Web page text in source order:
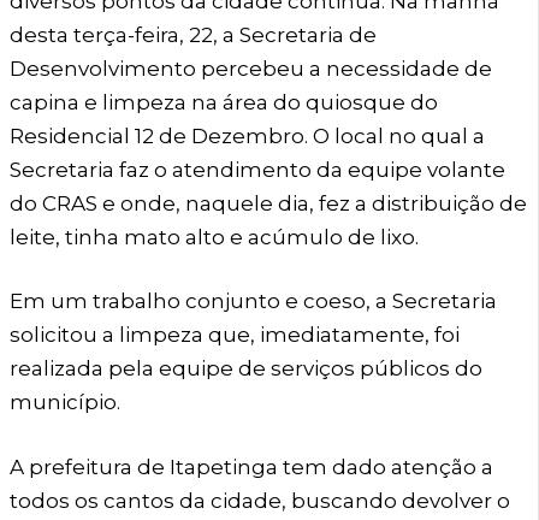
desta terça-feira, 22, a Secretaria de
Desenvolvimento percebeu a necessidade de
capina e limpeza na área do quiosque do
Residencial 12 de Dezembro. O local no qual a
Secretaria faz o atendimento da equipe volante
do CRAS e onde, naquele dia, fez a distribuição de
leite, tinha mato alto e acúmulo de lixo.
Em um trabalho conjunto e coeso, a Secretaria
solicitou a limpeza que, imediatamente, foi
realizada pela equipe de serviços públicos do
município.
A prefeitura de Itapetinga tem dado atenção a
todos os cantos da cidade, buscando devolver o